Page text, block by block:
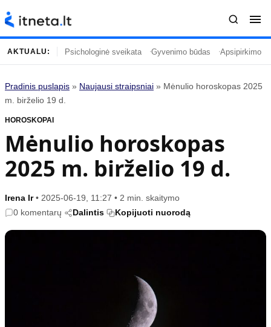
Turinys
Naujausi straipsniai
Gyvenimas
Mada
Mokslas
Namai ir interjeras
Kulinarija
Technologijos
Gyvenimo būdas
Vasaros mada
Tėvai ir vaikai
Klaidų taisymo politika
Naudojimo sąlygos
AKTUALU: Psichologinė sveikata Gyvenimo būdas Apsipirkimo
Pradinis puslapis » Naujausi straipsniai » Mėnulio horoskopas 2025
m. birželio 19 d.
HOROSKOPAI
Mėnulio horoskopas
2025 m. birželio 19 d.
Irena Ir • 2025-06-19, 11:27 • 2 min. skaitymo
0 komentarų
Dalintis Kopijuoti nuorodą